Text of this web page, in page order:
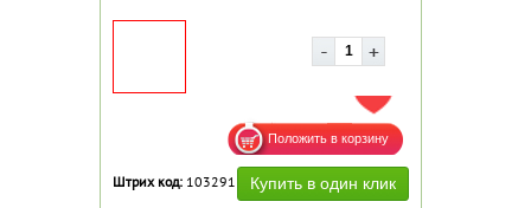
ДОБАВИТЬ В ИЗБРАННОЕ
Штрих код: 103291